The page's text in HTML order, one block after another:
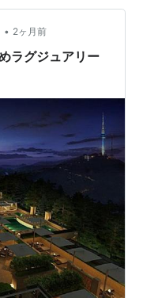
的な寺院や緑豊か
、K-POPカル…
• 2ヶ月前
ラグジュアリー